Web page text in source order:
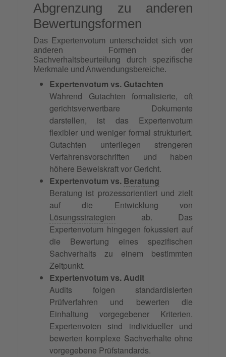
Abgrenzung zu anderen
Bewertungsformen
Das Expertenvotum unterscheidet sich von
anderen Formen der
Sachverhaltsbeurteilung durch spezifische
Merkmale und Anwendungsbereiche.
Expertenvotum vs. Gutachten
Während Gutachten formalisierte, oft
gerichtsverwertbare Dokumente
darstellen, ist das Expertenvotum
flexibler und weniger formal strukturiert.
Gutachten unterliegen strengeren
Verfahrensvorschriften und haben
höhere Beweiskraft vor Gericht.
Expertenvotum vs. Beratung
Beratung ist prozessorientiert und zielt
auf die Entwicklung von
Lösungsstrategien ab. Das
Expertenvotum hingegen fokussiert auf
die Bewertung eines spezifischen
Sachverhalts zu einem bestimmten
Zeitpunkt.
Expertenvotum vs. Audit
Audits folgen standardisierten
Prüfverfahren und bewerten die
Einhaltung vorgegebener Kriterien.
Expertenvoten sind individueller und
bewerten komplexe Sachverhalte ohne
vorgegebene Prüfstandards.